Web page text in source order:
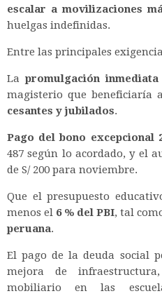
escalar a movilizaciones
huelgas indefinidas.
Entre las principales
La promulgación inmediata
magisterio que beneficiaría
cesantes y jubilados.
Pago del bono excepcional
487 según lo acordado, y el
de S/ 200 para noviembre.
Que el presupuesto
menos el 6 % del PBI, tal
peruana.
El pago de la deuda social
mejora de
mobiliario en las